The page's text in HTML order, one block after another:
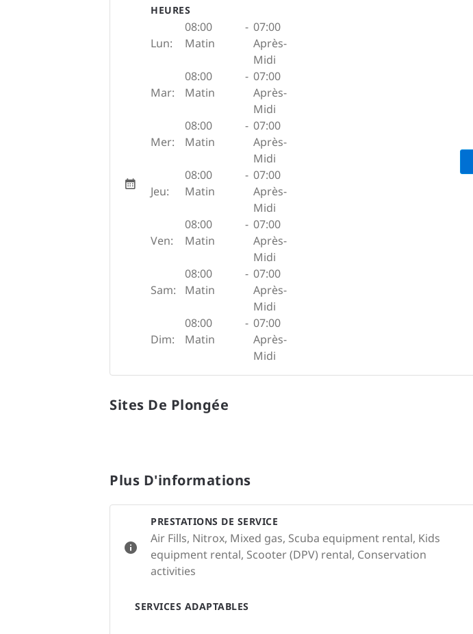
HEURES
Lun:
08:00
Matin
- 07:00
Après-
Midi
Mar:
08:00
Matin
- 07:00
Après-
Midi
Mer:
08:00
Matin
- 07:00
Après-
Midi
Jeu:
08:00
Matin
- 07:00
Après-
Midi
Ven:
08:00
Matin
- 07:00
Après-
Midi
Sam:
08:00
Matin
- 07:00
Après-
Midi
Dim:
08:00
Matin
- 07:00
Après-
Midi
Sites De Plongée
Plus D'informations
PRESTATIONS DE SERVICE
Air Fills, Nitrox, Mixed gas, Scuba equipment rental, Kids
equipment rental, Scooter (DPV) rental, Conservation
activities
SERVICES ADAPTABLES